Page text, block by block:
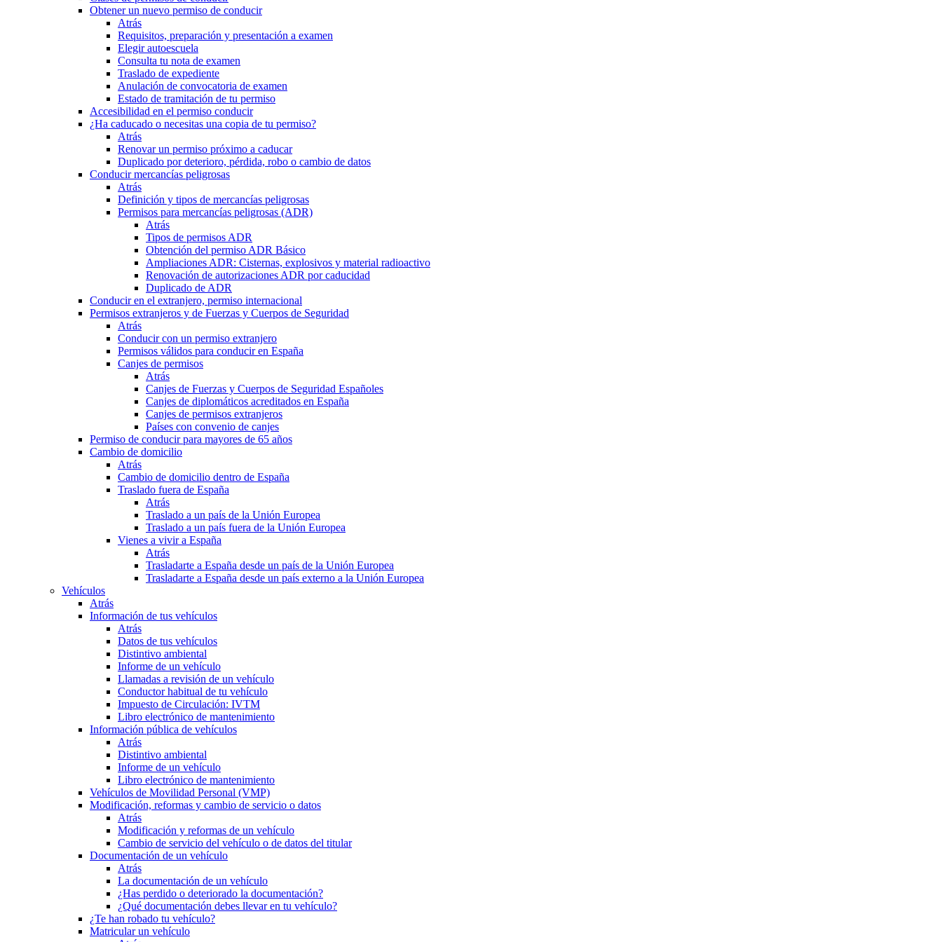
Obtener un nuevo permiso de conducir
Atrás
Requisitos, preparación y presentación a examen
Elegir autoescuela
Consulta tu nota de examen
Traslado de expediente
Anulación de convocatoria de examen
Estado de tramitación de tu permiso
Accesibilidad en el permiso conducir
¿Ha caducado o necesitas una copia de tu permiso?
Atrás
Renovar un permiso próximo a caducar
Duplicado por deterioro, pérdida, robo o cambio de datos
Conducir mercancías peligrosas
Atrás
Definición y tipos de mercancías peligrosas
Permisos para mercancías peligrosas (ADR)
Atrás
Tipos de permisos ADR
Obtención del permiso ADR Básico
Ampliaciones ADR: Cisternas, explosivos y material radioactivo
Renovación de autorizaciones ADR por caducidad
Duplicado de ADR
Conducir en el extranjero, permiso internacional
Permisos extranjeros y de Fuerzas y Cuerpos de Seguridad
Atrás
Conducir con un permiso extranjero
Permisos válidos para conducir en España
Canjes de permisos
Atrás
Canjes de Fuerzas y Cuerpos de Seguridad Españoles
Canjes de diplomáticos acreditados en España
Canjes de permisos extranjeros
Países con convenio de canjes
Permiso de conducir para mayores de 65 años
Cambio de domicilio
Atrás
Cambio de domicilio dentro de España
Traslado fuera de España
Atrás
Traslado a un país de la Unión Europea
Traslado a un país fuera de la Unión Europea
Vienes a vivir a España
Atrás
Trasladarte a España desde un país de la Unión Europea
Trasladarte a España desde un país externo a la Unión Europea
Vehículos
Atrás
Información de tus vehículos
Atrás
Datos de tus vehículos
Distintivo ambiental
Informe de un vehículo
Llamadas a revisión de un vehículo
Conductor habitual de tu vehículo
Impuesto de Circulación: IVTM
Libro electrónico de mantenimiento
Información pública de vehículos
Atrás
Distintivo ambiental
Informe de un vehículo
Libro electrónico de mantenimiento
Vehículos de Movilidad Personal (VMP)
Modificación, reformas y cambio de servicio o datos
Atrás
Modificación y reformas de un vehículo
Cambio de servicio del vehículo o de datos del titular
Documentación de un vehículo
Atrás
La documentación de un vehículo
¿Has perdido o deteriorado la documentación?
¿Qué documentación debes llevar en tu vehículo?
¿Te han robado tu vehículo?
Matricular un vehículo